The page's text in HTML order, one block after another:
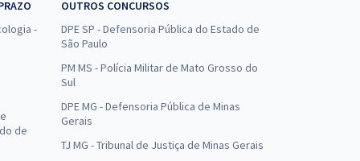
-
de
OUTROS CONCURSOS
DPE SP - Defensoria Pública do Estado de
São Paulo
PM MS - Polícia Militar de Mato Grosso do
Sul
DPE MG - Defensoria Pública de Minas
Gerais
TJ MG - Tribunal de Justiça de Minas Gerais